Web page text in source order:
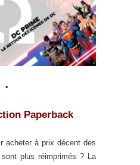
•
Paperback
acheter à prix décent des
plus réimprimés ? La